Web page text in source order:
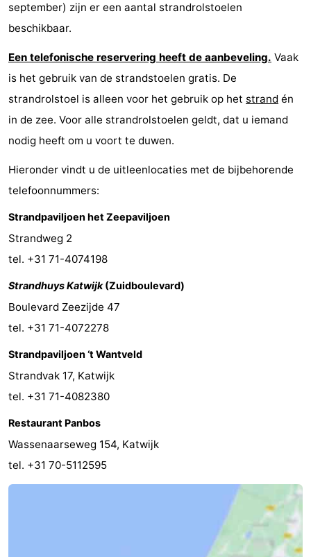
Golfbanen
en
Evenementen
Forum
Route
Parkeren
Reisboekenwinkel
Nieuws
adressen
Regio
Noord-
Holland
-
Natuur
Duinen
-
aan
Bergen
-
september) zijn er een aantal strandrolstoelen
beschikbaar.
Een telefonische reservering heeft de aanbeveling. Vaak
is het gebruik van de strandstoelen gratis. De
strandrolstoel is alleen voor het gebruik op het strand én
in de zee. Voor alle strandrolstoelen geldt, dat u iemand
nodig heeft om u voort te duwen.
Hieronder vindt u de uitleenlocaties met de bijbehorende
telefoonnummers:
Strandpaviljoen het Zeepaviljoen
Strandweg 2
tel. +31 71-4074198
Strandhuys Katwijk(Zuidboulevard)
Boulevard Zeezijde 47
tel. +31 71-4072278
Strandpaviljoen ‘t Wantveld
Strandvak 17, Katwijk
tel. +31 71-4082380
Restaurant Panbos
Wassenaarseweg 154, Katwijk
tel. +31 70-5112595